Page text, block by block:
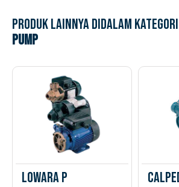
Produk lainnya didalam kategori
Pump
LOWARA P